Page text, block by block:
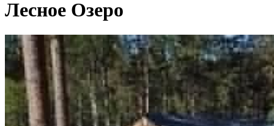
Лесное Озеро